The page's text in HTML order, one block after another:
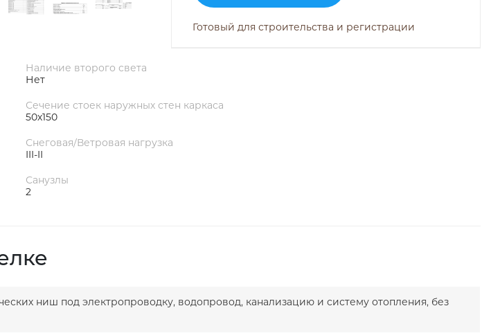
Готовый для строительства и регистрации
Наличие второго света
Нет
Сечение стоек наружных стен каркаса
50х150
Снеговая/Ветровая нагрузка
III-II
Санузлы
2
ниш под электропроводку, водопровод, канализацию и систему отопления, без